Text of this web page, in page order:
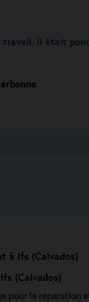
à Ifs (Calvados)
(Calvados)
pour la
travail. Il était